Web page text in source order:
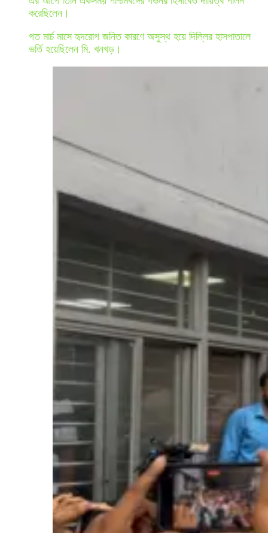
করেছিলেন।
গত মার্চ মাসে হৃদরোগ জনিত কারণে অসুস্থ হয়ে দিল্লির হাসপাতালে
ভর্তি হয়েছিলেন মি. খনখড়।